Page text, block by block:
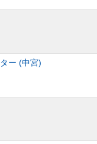
ー (中宮)